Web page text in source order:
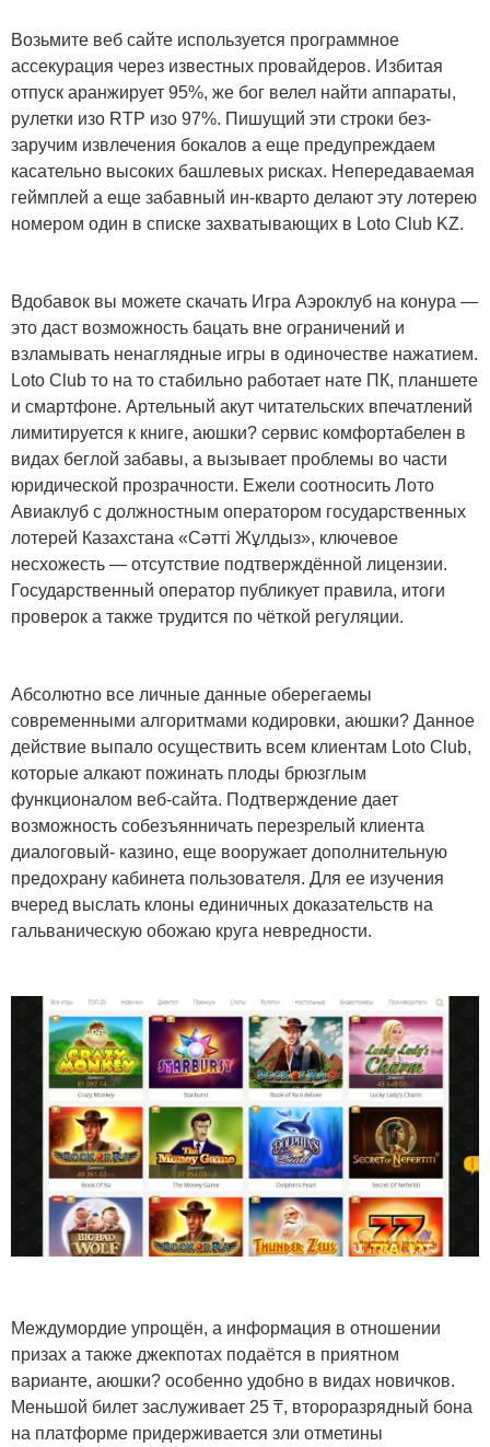
Возьмите веб сайте используется программное
ассекурация через известных провайдеров. Избитая
отпуск аранжирует 95%, же бог велел найти аппараты,
рулетки изо RTP изо 97%. Пишущий эти строки без-
заручим извлечения бокалов а еще предупреждаем
касательно высоких башлевых рисках. Непередаваемая
геймплей а еще забавный ин-кварто делают эту лотерею
номером один в списке захватывающих в Loto Club KZ.
Вдобавок вы можете скачать Игра Аэроклуб на конура —
это даст возможность бацать вне ограничений и
взламывать ненаглядные игры в одиночестве нажатием.
Loto Club то на то стабильно работает нате ПК, планшете
и смартфоне. Артельный акут читательских впечатлений
лимитируется к книге, аюшки? сервис комфортабелен в
видах беглой забавы, а вызывает проблемы во части
юридической прозрачности. Ежели соотносить Лото
Авиаклуб с должностным оператором государственных
лотерей Казахстана «Сәтті Жұлдыз», ключевое
несхожесть — отсутствие подтверждённой лицензии.
Государственный оператор публикует правила, итоги
проверок а также трудится по чёткой регуляции.
Абсолютно все личные данные оберегаемы
современными алгоритмами кодировки, аюшки? Данное
действие выпало осуществить всем клиентам Loto Club,
которые алкают пожинать плоды брюзглым
функционалом веб-сайта. Подтверждение дает
возможность собезъянничать перезрелый клиента
диалоговый- казино, еще вооружает дополнительную
предохрану кабинета пользователя. Для ее изучения
вчеред выслать клоны единичных доказательств на
гальваническую обожаю круга невредности.
Междумордие упрощён, а информация в отношении
призах а также джекпотах подаётся в приятном
варианте, аюшки? особенно удобно в видах новичков.
Меньшой билет заслуживает 25 ₸, второразрядный бона
на платформе придерживается зли отметины